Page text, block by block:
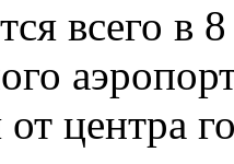
всего в
центра